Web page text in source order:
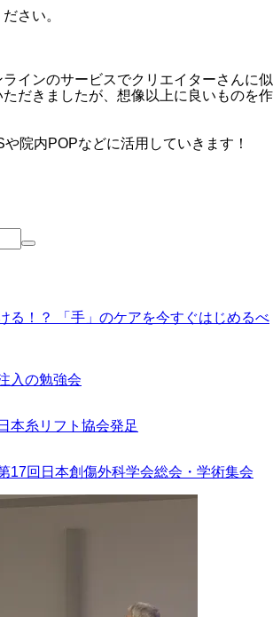
さい。
インのサービスでクリエイターさんに似
だきましたが、想像以上に良いものを作
院内POPなどに活用していきます！
る！？ 「手」のケアを今すぐはじめるべ
入の勉強会
本糸リフト協会発足
17回日本創傷外科学会総会・学術集会